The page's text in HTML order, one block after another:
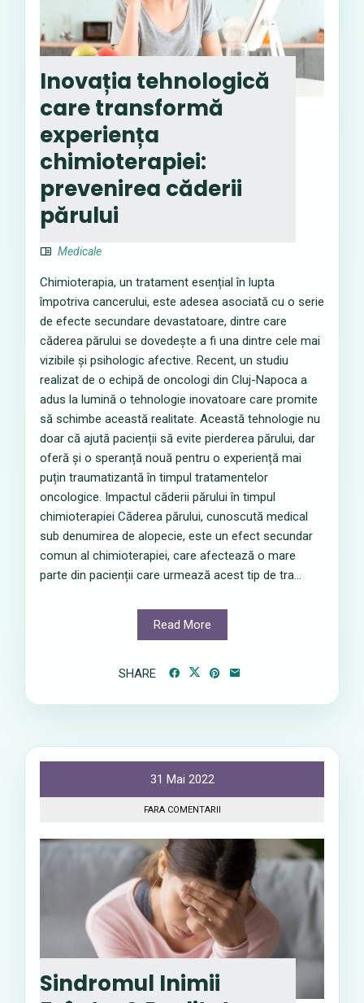
Inovația tehnologică
care transformă
experiența
chimioterapiei:
prevenirea căderii
părului
Medicale
Chimioterapia, un tratament esențial în lupta
împotriva cancerului, este adesea asociată cu o serie
de efecte secundare devastatoare, dintre care
căderea părului se dovedește a fi una dintre cele mai
vizibile și psihologic afective. Recent, un studiu
realizat de o echipă de oncologi din Cluj-Napoca a
adus la lumină o tehnologie inovatoare care promite
să schimbe această realitate. Această tehnologie nu
doar că ajută pacienții să evite pierderea părului, dar
oferă și o speranță nouă pentru o experiență mai
puțin traumatizantă în timpul tratamentelor
oncologice. Impactul căderii părului în timpul
chimioterapiei Căderea părului, cunoscută medical
sub denumirea de alopecie, este un efect secundar
comun al chimioterapiei, care afectează o mare
parte din pacienții care urmează acest tip de tra...
Read More
SHARE
31 Mai 2022
FARA COMENTARII
Sindromul Inimii